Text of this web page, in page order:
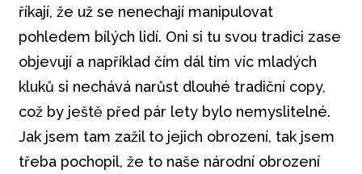
říkají, že už se nenechají manipulovat
pohledem bílých lidí. Oni si tu svou tradici zase
objevují a například čím dál tím víc mladých
kluků si nechává narůst dlouhé tradiční copy,
což by ještě před pár lety bylo nemyslitelné.
Jak jsem tam zažil to jejich obrození, tak jsem
třeba pochopil, že to naše národní obrození